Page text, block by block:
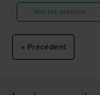
Voir les produits
« Précédent